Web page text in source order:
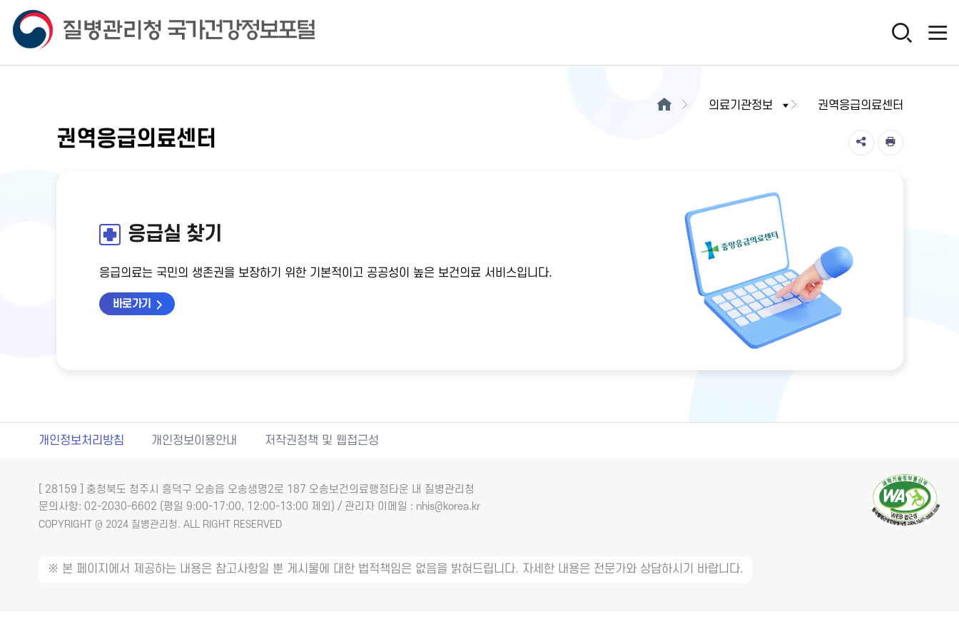
의료기관정보 권역응급의료센터
권역응급의료센터
응급실 찾기
응급의료는 국민의 생존권을 보장하기 위한 기본적이고 공공성이 높은 보건의료 서비스입니다.
바로가기
개인정보처리방침 개인정보이용안내 저작권정책 및 웹접근성
[ 28159 ] 충청북도 청주시 흥덕구 오송읍 오송생명2로 187 오송보건의료행정타운 내 질병관리청
문의사항: 02-2030-6602 (평일 9:00-17:00, 12:00-13:00 제외) / 관리자 이메일 : nhis@korea.kr
COPYRIGHT @ 2024 질병관리청. ALL RIGHT RESERVED
※ 본 페이지에서 제공하는 내용은 참고사항일 뿐 게시물에 대한 법적책임은 없음을 밝혀드립니다. 자세한 내용은 전문가와 상담하시기 바랍니다.